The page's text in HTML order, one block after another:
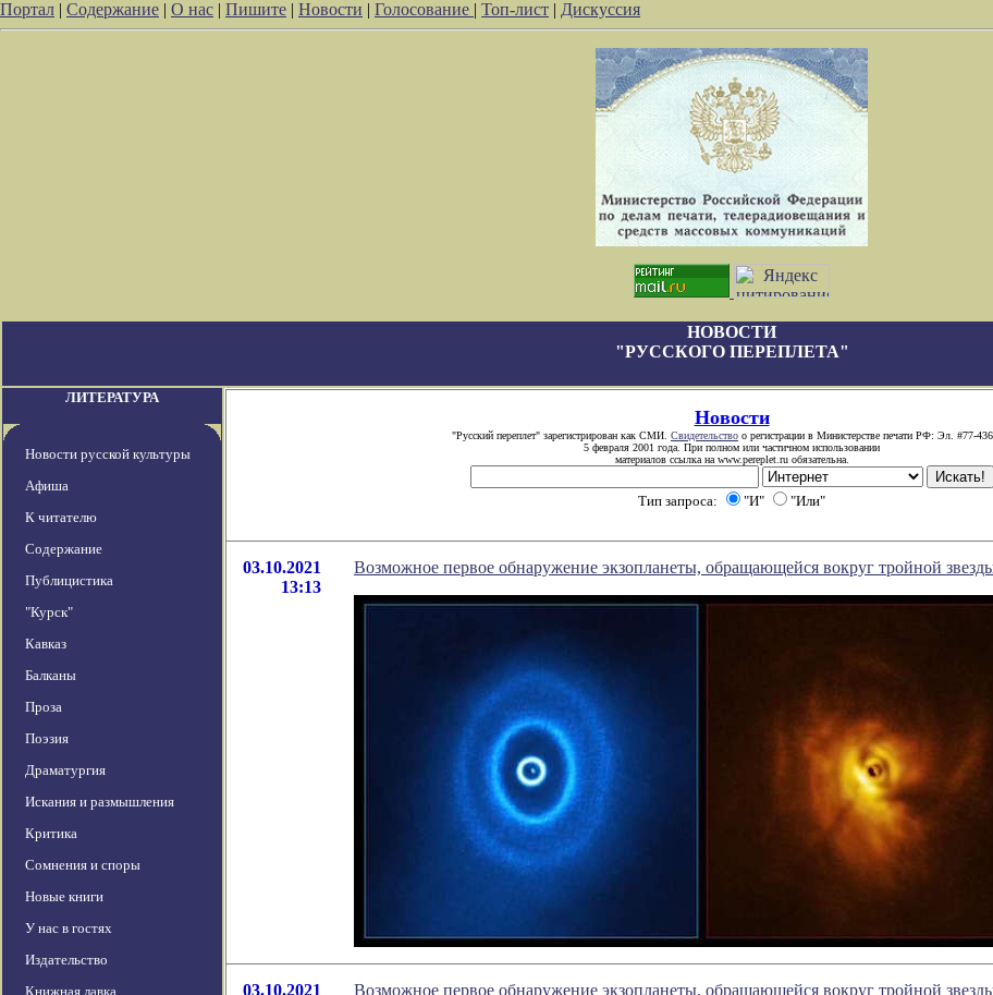
Портал | Содержание | О нас | Пишите | Новости | Голосование | Топ-лист | Дискуссия
НОВОСТИ
"РУССКОГО ПЕРЕПЛЕТА"
ЛИТЕРАТУРА
Новости русской культуры
Афиша
К читателю
Содержание
Публицистика
"Курск"
Кавказ
Балканы
Проза
Поэзия
Драматургия
Искания и размышления
Критика
Сомнения и споры
Новые книги
У нас в гостях
Издательство
Книжная лавка
Новости
"Русский переплет" зарегистрирован как СМИ. Свидетельство о регистрации в Министерстве печати РФ: Эл. #77-
5 февраля 2001 года. При полном или частичном использовании
материалов ссылка на www.pereplet.ru обязательна.
Тип запроса: "И" "Или"
03.10.2021
13:13
Возможное первое обнаружение экзопланеты, обращающейся вокруг тройной
03.10.2021
Возможное первое обнаружение экзопланеты, обращающейся вокруг тройной